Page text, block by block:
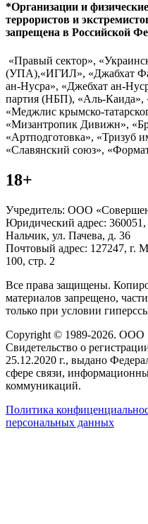
*Организации и
террористов и
запрещена в Российской
«Правый сектор»,
(УПА),«ИГИЛ», «Джабхат
ан-Нусра», «Джебхат ан-
партия (НБП), «Аль-
«Меджлис крымско-
«Мизантропик Дивижн»,
«Артподготовка», «Тризуб
«Славянский союз»,
18+
Учредитель: ООО
Юридический адрес: 360051,
Нальчик, ул. Пачева, д. 36
Почтовый адрес: 127247, г.
100, стр. 2
Все права защищены.
материалов запрещено,
только при условии
Copyright © 1989-2026. ООО
Свидетельство о
25.12.2020 г., выдано
сфере связи,
коммуникаций.
Политика
персональных данных